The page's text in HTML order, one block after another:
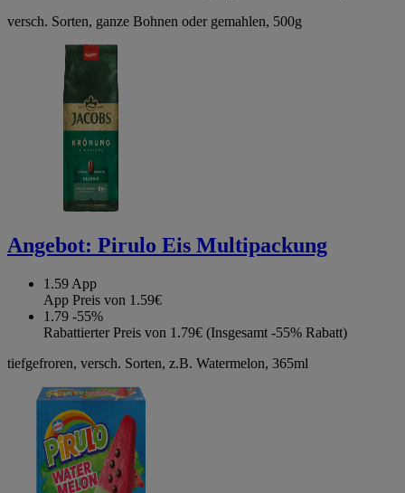
versch. Sorten, ganze Bohnen oder gemahlen, 500g
Angebot: Pirulo Eis Multipackung
1.59 App
App Preis von 1.59€
1.79 -55%
Rabattierter Preis von 1.79€ (Insgesamt -55% Rabatt)
tiefgefroren, versch. Sorten, z.B. Watermelon, 365ml